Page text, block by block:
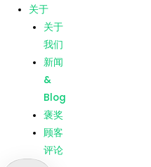
供的服
务
我们的
诊所
牙医名
付款方
式
关于
关于
关于
我们
新闻
&
Blog
褒奖
顾客
评论